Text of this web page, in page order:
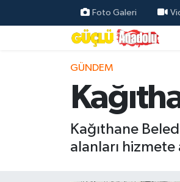
Foto Galeri
GÜNDEM
Kağıthane
alanları hizmete
Özel Haber
Resmi İlanlar